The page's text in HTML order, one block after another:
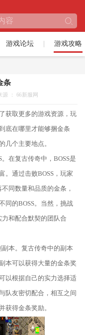
游戏论坛 游戏攻略
条
源 ： 66新服网
获取更多的游戏资源，玩
底在哪里才能够捆金条
几个主要地点。
在复古传奇中，BOSS是
。通过击败BOSS，玩家
同数量和品质的金条，
同的BOSS。当然，挑战
和配合默契的团队合
本。复古传奇中的副本
本可以获得大量的金条奖
以根据自己的实力选择适
队友密切配合，相互之间
获得金条奖励。